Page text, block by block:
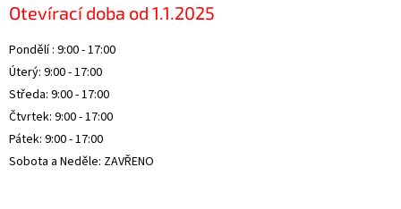
Otevírací doba od 1.1.2025
Pondělí : 9:00 - 17:00
Úterý: 9:00 - 17:00
Středa: 9:00 - 17:00
Čtvrtek: 9:00 - 17:00
Pátek: 9:00 - 17:00
Sobota a Neděle: ZAVŘENO